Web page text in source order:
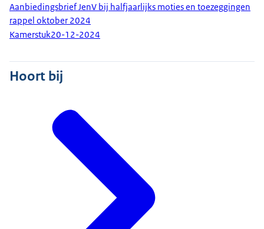
Aanbiedingsbrief JenV bij halfjaarlijks moties en toezeggingen
rappel oktober 2024
Kamerstuk20-12-2024
Hoort bij